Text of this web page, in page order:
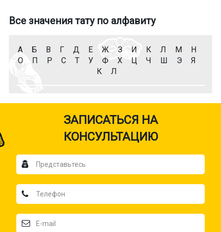
Все значения тату по алфавиту
А Б В Г Д Е Ж З И К Л М
Н
О
П Р С Т У Ф Х Ц Ч Ш Э
Я
К
Л
ЗАПИСАТЬСЯ НА
КОНСУЛЬТАЦИЮ